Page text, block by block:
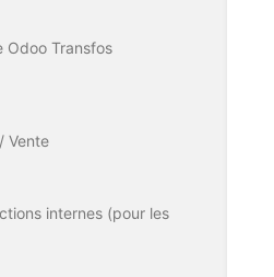
Odoo Transfos
Vente
internes (pour les